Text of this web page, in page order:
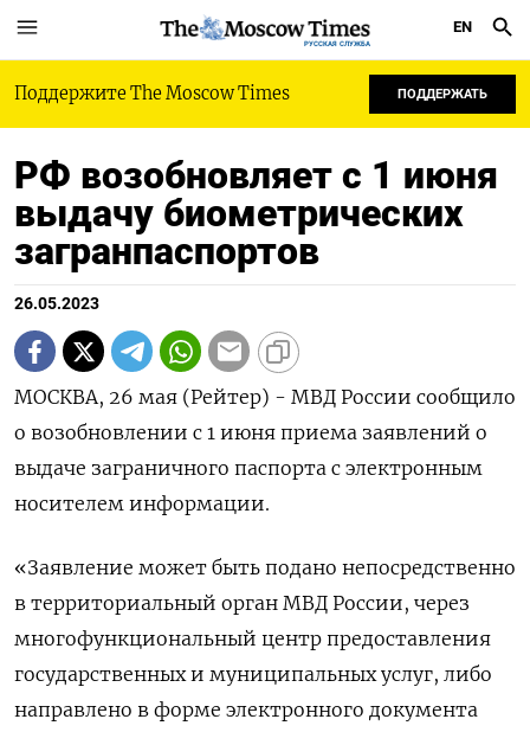
РУССКАЯ СЛУЖБА
EN
Поддержите The Moscow Times ПОДДЕРЖАТЬ
РФ возобновляет с 1 июня
выдачу биометрических
загранпаспортов
26.05.2023
МОСКВА, 26 мая (Рейтер) - МВД России сообщило
о возобновлении с 1 июня приема заявлений о
выдаче заграничного паспорта с электронным
носителем информации.
«Заявление может быть подано непосредственно
в территориальный орган МВД России, через
многофункциональный центр предоставления
государственных и муниципальных услуг, либо
направлено в форме электронного документа